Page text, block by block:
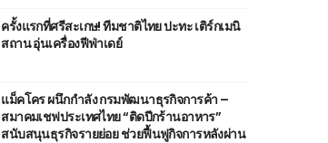
ครั้งแรกที่ศรีสะเกษ! ทีมชาติไทย ปะทะ เติร์กเมนิ
สถาน อุ่นเครื่องฟีฟ่าเดย์
แม็คโคร ผนึกกำลัง กรมพัฒนาธุรกิจการค้า –
สมาคมเชฟประเทศไทย “ติดปีกร้านอาหาร”
สนับสนุนธุรกิจรายย่อย ช่วยฟื้นฟูกิจการหลังผ่าน